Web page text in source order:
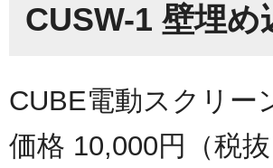
CUSW-1 壁埋
CUBE電動スクリー
価格 10,000円（税抜